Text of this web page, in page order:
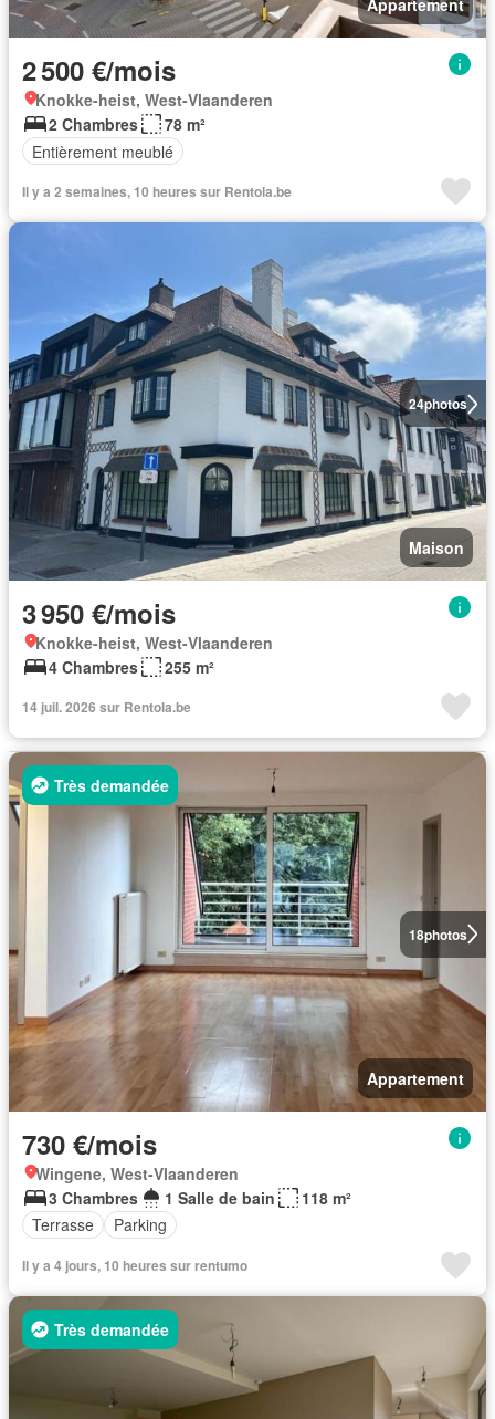
Appartement
2 500 €/mois
Knokke-heist, West-Vlaanderen
2 Chambres
78 m²
Entièrement meublé
Il y a 2 semaines, 10 heures sur Rentola.be
24photos
Maison
3 950 €/mois
Knokke-heist, West-Vlaanderen
4 Chambres
255 m²
14 juil. 2026 sur Rentola.be
18photos
Très demandée
Appartement
730 €/mois
Wingene, West-Vlaanderen
3 Chambres
1 Salle de bain
118 m²
Terrasse
Parking
Il y a 4 jours, 10 heures sur rentumo
Très demandée